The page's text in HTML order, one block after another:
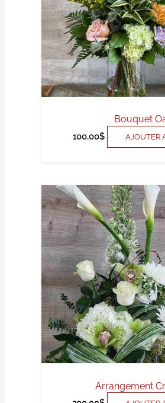
Bouquet
100.00$ AJOUTER
Arrangement